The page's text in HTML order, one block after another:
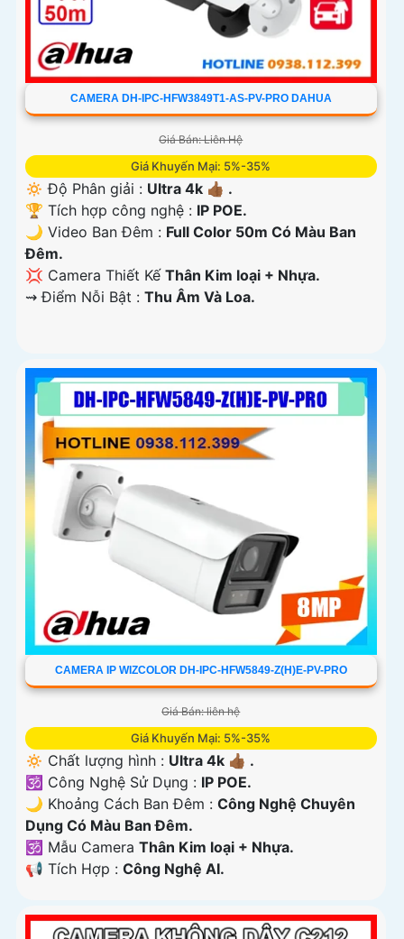
CAMERA DH-IPC-HFW3849T1-AS-PV-PRO DAHUA
Giá Bán: Liên Hệ
Giá Khuyến Mại: 5%-35%
🔅 Độ Phân giải : Ultra 4k 👍🏾 .
🏆 Tích hợp công nghệ : IP POE.
🌙 Video Ban Đêm : Full Color 50m Có Màu Ban
Ðêm.
💢 Camera Thiết Kế Thân Kim loại + Nhựa.
️⇝ Điểm Nỗi Bật : Thu Âm Và Loa.
CAMERA IP WIZCOLOR DH-IPC-HFW5849-Z(H)E-PV-PRO
Giá Bán: liên hệ
Giá Khuyến Mại: 5%-35%
🔅 Chất lượng hình : Ultra 4k 👍🏾 .
🕉️ Công Nghệ Sử Dụng : IP POE.
🌙 Khoảng Cách Ban Đêm : Công Nghệ Chuyên
Dụng Có Màu Ban Ðêm.
🕉️ Mẫu Camera Thân Kim loại + Nhựa.
️📢 Tích Hợp : Công Nghệ AI.